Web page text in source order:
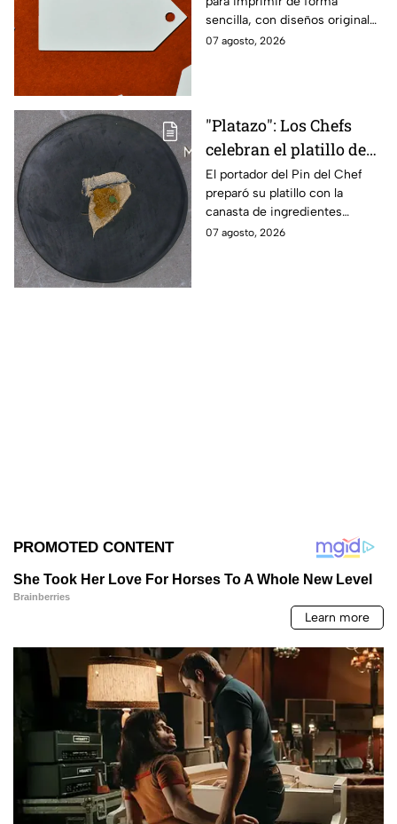
sencilla, con diseños originales
y detalles adaptados a tus
07 agosto, 2026
"Platazo": Los Chefs
celebran el platillo de
Lancer en la gala de
salvación de
MasterChef 24/7
El portador del Pin del Chef
preparó su platillo con la
canasta de ingredientes
exóticos que contenía erizo de
07 agosto, 2026